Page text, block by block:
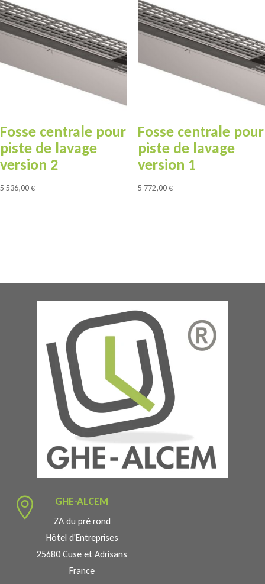
560,00 €
Fosse centrale pour
piste de lavage
version 2
5 536,00€
Fosse centrale pour
piste de lavage
version 1
5 772,00€
 GHE-ALCEM
ZA du pré rond
Hôtel d'Entreprises
25680 Cuse et Adrisans
France